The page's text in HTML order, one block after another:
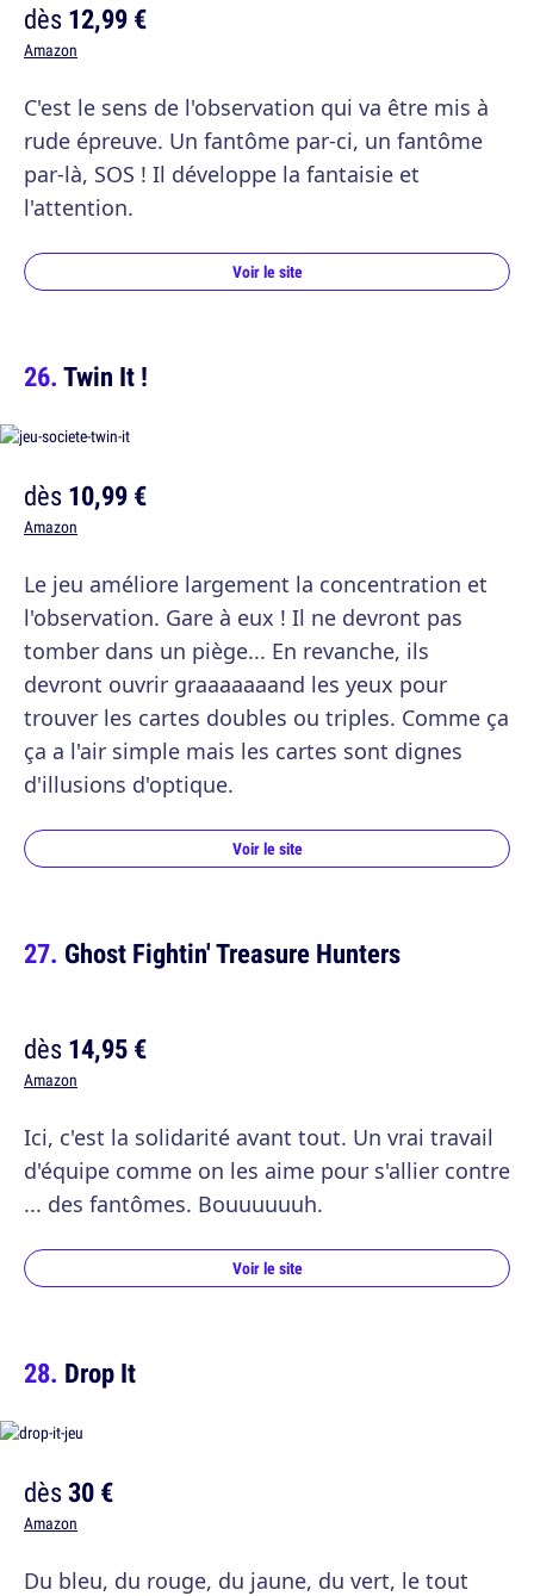
dès12,99 €
Amazon
C'est le sens de l'observation qui va être mis à
rude épreuve. Un fantôme par-ci, un fantôme
par-là, SOS ! Il développe la fantaisie et
l'attention.
Voir le site
Twin It !
dès10,99 €
Amazon
Le jeu améliore largement la concentration et
l'observation. Gare à eux ! Il ne devront pas
tomber dans un piège... En revanche, ils
devront ouvrir graaaaaaand les yeux pour
trouver les cartes doubles ou triples. Comme ça
ça a l'air simple mais les cartes sont dignes
d'illusions d'optique.
Voir le site
Ghost Fightin' Treasure Hunters
dès14,95 €
Amazon
Ici, c'est la solidarité avant tout. Un vrai travail
d'équipe comme on les aime pour s'allier contre
... des fantômes. Bouuuuuuh.
Voir le site
Drop It
dès30 €
Amazon
Du bleu, du rouge, du jaune, du vert, le tout